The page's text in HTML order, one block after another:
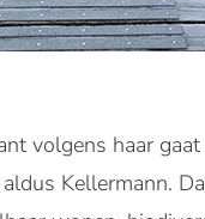
volgens haar
Kellermann.